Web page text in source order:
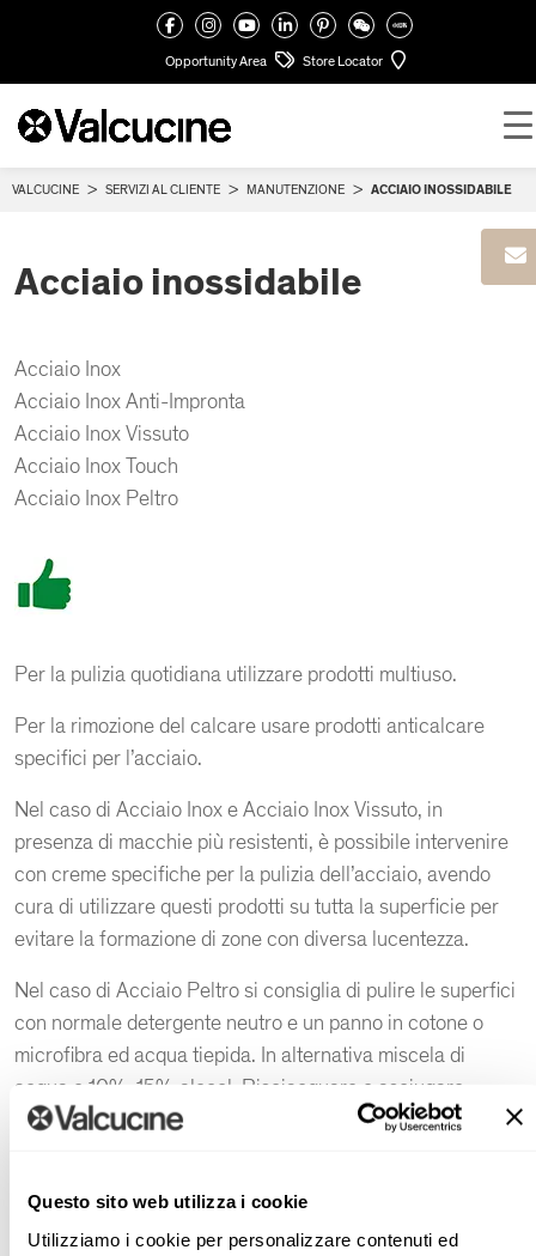
Questo sito web utilizza i cookie
Utilizziamo i cookie per personalizzare contenuti ed
Opportunity Area Store Locator
VALCUCINE > SERVIZI AL CLIENTE > MANUTENZIONE > ACCIAIO INOSSIDABILE
Acciaio inossidabile
Acciaio Inox
Acciaio Inox Anti-Impronta
Acciaio Inox Vissuto
Acciaio Inox Touch
Acciaio Inox Peltro
Per la pulizia quotidiana utilizzare prodotti multiuso.
Per la rimozione del calcare usare prodotti anticalcare
specifici per l’acciaio.
Nel caso di Acciaio Inox e Acciaio Inox Vissuto, in
presenza di macchie più resistenti, è possibile intervenire
con creme specifiche per la pulizia dell’acciaio, avendo
cura di utilizzare questi prodotti su tutta la superficie per
evitare la formazione di zone con diversa lucentezza.
Nel caso di Acciaio Peltro si consiglia di pulire le superfici
con normale detergente neutro e un panno in cotone o
microfibra ed acqua tiepida. In alternativa miscela di
acqua e 10%-15% alcool. Risciacquare e asciugare.
Dopo l’applicazione di qualsiasi prodotto, è sempre
asciugarla completamente con un panno pulito per evitare
la formazione di aloni.